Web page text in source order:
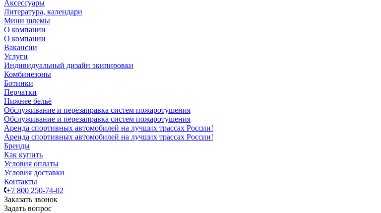
Аксессуары
Литература, календари
Мини шлемы
О компании
О компании
Вакансии
Услуги
Индивидуальный дизайн экипировки
Комбинезоны
Ботинки
Перчатки
Нижнее бельё
Обслуживание и перезаправка систем пожаротушения
Обслуживание и перезаправка систем пожаротушения
Аренда спортивных автомобилей на лучших трассах России!
Аренда спортивных автомобилей на лучших трассах России!
Бренды
Как купить
Условия оплаты
Условия доставки
Контакты
+7 800 250-74-02
Заказать звонок
Задать вопрос